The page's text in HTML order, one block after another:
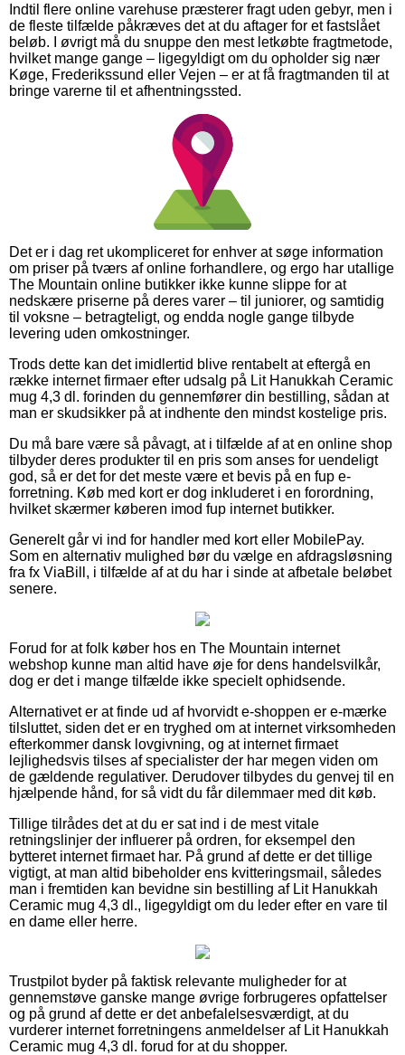
Indtil flere online varehuse præsterer fragt uden gebyr, men i
de fleste tilfælde påkræves det at du aftager for et fastslået
beløb. I øvrigt må du snuppe den mest letkøbte fragtmetode,
hvilket mange gange – ligegyldigt om du opholder sig nær
Køge, Frederikssund eller Vejen – er at få fragtmanden til at
bringe varerne til et afhentningssted.
Det er i dag ret ukompliceret for enhver at søge information
om priser på tværs af online forhandlere, og ergo har utallige
The Mountain online butikker ikke kunne slippe for at
nedskære priserne på deres varer – til juniorer, og samtidig
til voksne – betragteligt, og endda nogle gange tilbyde
levering uden omkostninger.
Trods dette kan det imidlertid blive rentabelt at eftergå en
række internet firmaer efter udsalg på Lit Hanukkah Ceramic
mug 4,3 dl. forinden du gennemfører din bestilling, sådan at
man er skudsikker på at indhente den mindst kostelige pris.
Du må bare være så påvagt, at i tilfælde af at en online shop
tilbyder deres produkter til en pris som anses for uendeligt
god, så er det for det meste være et bevis på en fup e-
forretning. Køb med kort er dog inkluderet i en forordning,
hvilket skærmer køberen imod fup internet butikker.
Generelt går vi ind for handler med kort eller MobilePay.
Som en alternativ mulighed bør du vælge en afdragsløsning
fra fx ViaBill, i tilfælde af at du har i sinde at afbetale beløbet
senere.
Forud for at folk køber hos en The Mountain internet
webshop kunne man altid have øje for dens handelsvilkår,
dog er det i mange tilfælde ikke specielt ophidsende.
Alternativet er at finde ud af hvorvidt e-shoppen er e-mærke
tilsluttet, siden det er en tryghed om at internet virksomheden
efterkommer dansk lovgivning, og at internet firmaet
lejlighedsvis tilses af specialister der har megen viden om
de gældende regulativer. Derudover tilbydes du genvej til en
hjælpende hånd, for så vidt du får dilemmaer med dit køb.
Tillige tilrådes det at du er sat ind i de mest vitale
retningslinjer der influerer på ordren, for eksempel den
bytteret internet firmaet har. På grund af dette er det tillige
vigtigt, at man altid bibeholder ens kvitteringsmail, således
man i fremtiden kan bevidne sin bestilling af Lit Hanukkah
Ceramic mug 4,3 dl., ligegyldigt om du leder efter en vare til
en dame eller herre.
Trustpilot byder på faktisk relevante muligheder for at
gennemstøve ganske mange øvrige forbrugeres opfattelser
og på grund af dette er det anbefalelsesværdigt, at du
vurderer internet forretningens anmeldelser af Lit Hanukkah
Ceramic mug 4,3 dl. forud for at du shopper.